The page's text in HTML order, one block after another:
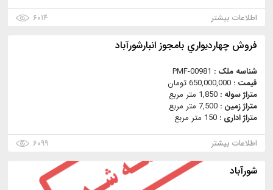
اطلاعات بیشتر
۶۰۱۴
فروش چهارديواري بامجوز انبارشورآباد
شناسه ملک : PMF-00981
قیمت : 650,000,000 تومان
متراژ سوله : 1,850 متر مربع
متراژ زمین : 7,500 متر مربع
متراژ اداری : 150 متر مربع
اطلاعات بیشتر
۶۰۹۹
شورآباد